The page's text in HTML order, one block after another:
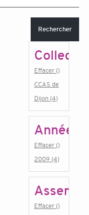
Rechercher
Effacer ()
CCAS de
Dijon (4)
Année
Effacer ()
2009 (4)
Effacer ()